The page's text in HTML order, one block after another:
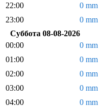
22:00
0 mm
23:00
0 mm
Суббота 08-08-2026
00:00
0 mm
01:00
0 mm
02:00
0 mm
03:00
0 mm
04:00
0 mm